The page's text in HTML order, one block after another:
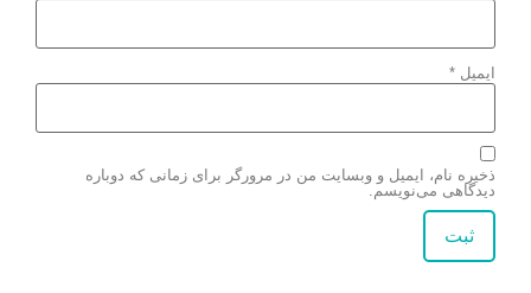
ایمیل *
ذخیره نام، ایمیل و وبسایت من در مرورگر برای زمانی که دوباره
دیدگاهی می‌نویسم.